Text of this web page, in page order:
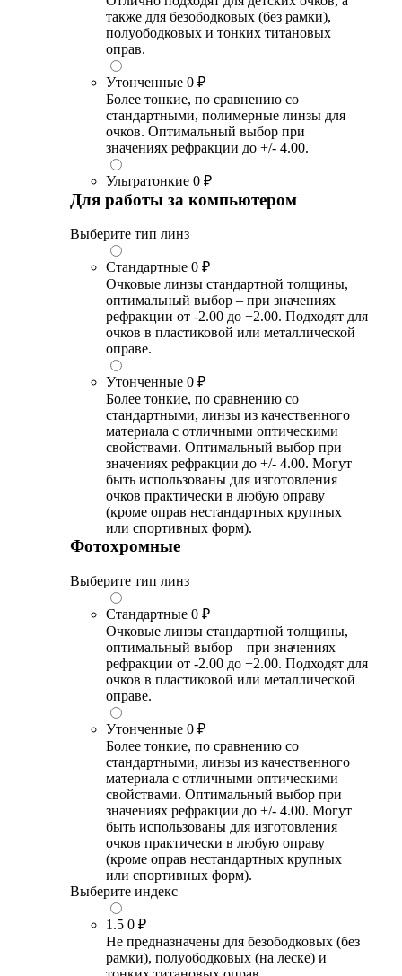
также для безободковых (без рамки),
полуободковых и тонких титановых
оправ.
Утонченные 0 ₽
Более тонкие, по сравнению со
стандартными, полимерные линзы для
очков. Оптимальный выбор при
значениях рефракции до +/- 4.00.
Ультратонкие 0 ₽
Для работы за компьютером
Выберите тип линз
Стандартные 0 ₽
Очковые линзы стандартной толщины,
оптимальный выбор – при значениях
рефракции от -2.00 до +2.00. Подходят для
очков в пластиковой или металлической
оправе.
Утонченные 0 ₽
Более тонкие, по сравнению со
стандартными, линзы из качественного
материала с отличными оптическими
свойствами. Оптимальный выбор при
значениях рефракции до +/- 4.00. Могут
быть использованы для изготовления
очков практически в любую оправу
(кроме оправ нестандартных крупных
или спортивных форм).
Фотохромные
Выберите тип линз
Стандартные 0 ₽
Очковые линзы стандартной толщины,
оптимальный выбор – при значениях
рефракции от -2.00 до +2.00. Подходят для
очков в пластиковой или металлической
оправе.
Утонченные 0 ₽
Более тонкие, по сравнению со
стандартными, линзы из качественного
материала с отличными оптическими
свойствами. Оптимальный выбор при
значениях рефракции до +/- 4.00. Могут
быть использованы для изготовления
очков практически в любую оправу
(кроме оправ нестандартных крупных
или спортивных форм).
Выберите индекс
1.5 0 ₽
Не предназначены для безободковых (без
рамки), полуободковых (на леске) и